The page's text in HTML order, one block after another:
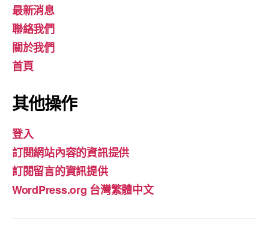
最新消息
聯絡我們
關於我們
首頁
其他操作
登入
訂閱網站內容的資訊提供
訂閱留言的資訊提供
WordPress.org 台灣繁體中文